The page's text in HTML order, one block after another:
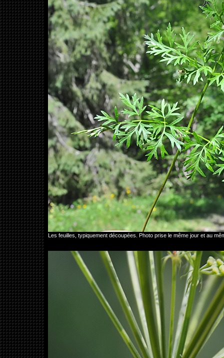
Les feuilles, typiquement découpées. Photo prise le même jour et au